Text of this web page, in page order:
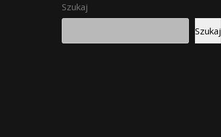
Szukaj
Szukaj